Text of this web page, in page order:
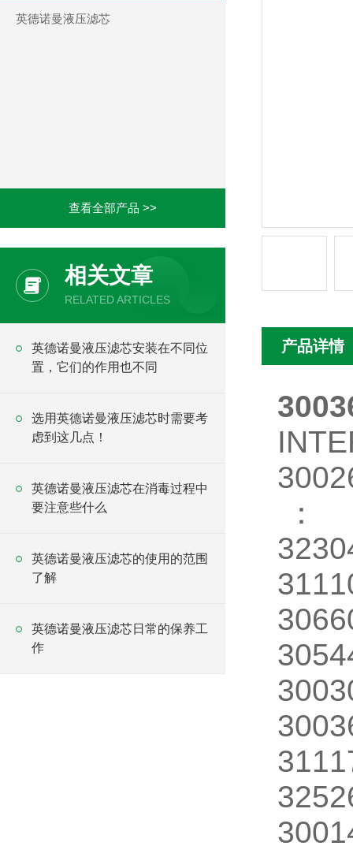
英德诺曼液压滤芯
查看全部产品 >>
相关文章
RELATED ARTICLES
英德诺曼液压滤芯安装在不同位
置，它们的作用也不同
选用英德诺曼液压滤芯时需要考
虑到这几点！
英德诺曼液压滤芯在消毒过程中
要注意些什么
英德诺曼液压滤芯的使用的范围
了解
英德诺曼液压滤芯日常的保养工
作
产品详情
：